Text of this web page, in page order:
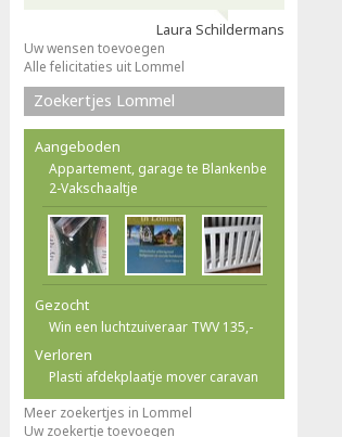
Laura Schildermans
Uw wensen toevoegen
Alle felicitaties uit Lommel
Zoekertjes Lommel
Aangeboden
Appartement, garage te Blankenbe
2-Vakschaaltje
Gezocht
Win een luchtzuiveraar TWV 135,-
Verloren
Plasti afdekplaatje mover caravan
Meer zoekertjes in Lommel
Uw zoekertje toevoegen